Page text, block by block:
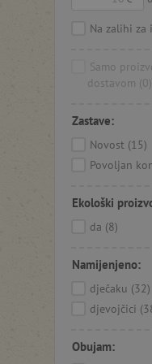
Na zalihi za
Samo
dostavom (0)
Zastave:
Novost (15)
Povoljan
Ekološki
da (8)
Namijenjeno:
dječaku (32)
djevojčici
Obujam: